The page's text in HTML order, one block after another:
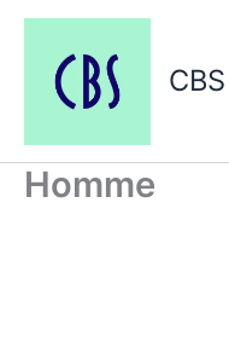
Aller
contenu
CBS
Homme